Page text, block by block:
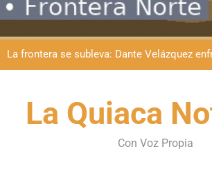
La frontera se subleva: Dante Velázquez
Dante
Día del Veterinario en La
La frontera se subleva: Dante Velázquez
La Quiaca
Con Voz Propia